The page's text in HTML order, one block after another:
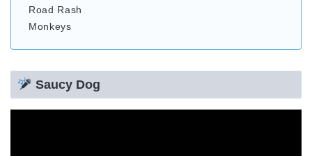
Road Rash
Monkeys
Saucy Dog